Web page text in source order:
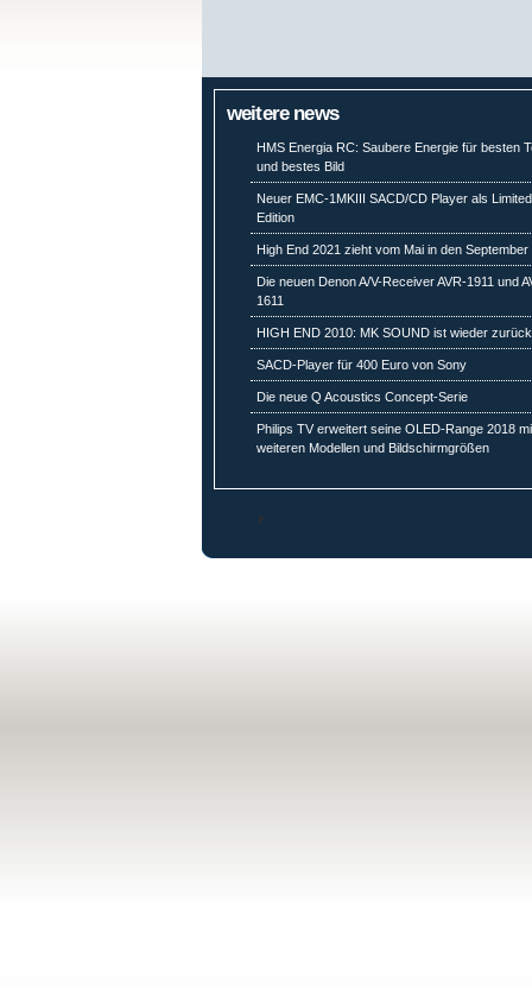
weitere news
HMS Energia RC: Saubere Energie für besten
und bestes Bild
Neuer EMC-1MKIII SACD/CD Player als Limited
Edition
High End 2021 zieht vom Mai in den September
Die neuen Denon A/V-Receiver AVR-1911 und
1611
HIGH END 2010: MK SOUND ist wieder zurück
SACD-Player für 400 Euro von Sony
Die neue Q Acoustics Concept-Serie
Philips TV erweitert seine OLED-Range 2018
weiteren Modellen und Bildschirmgrößen